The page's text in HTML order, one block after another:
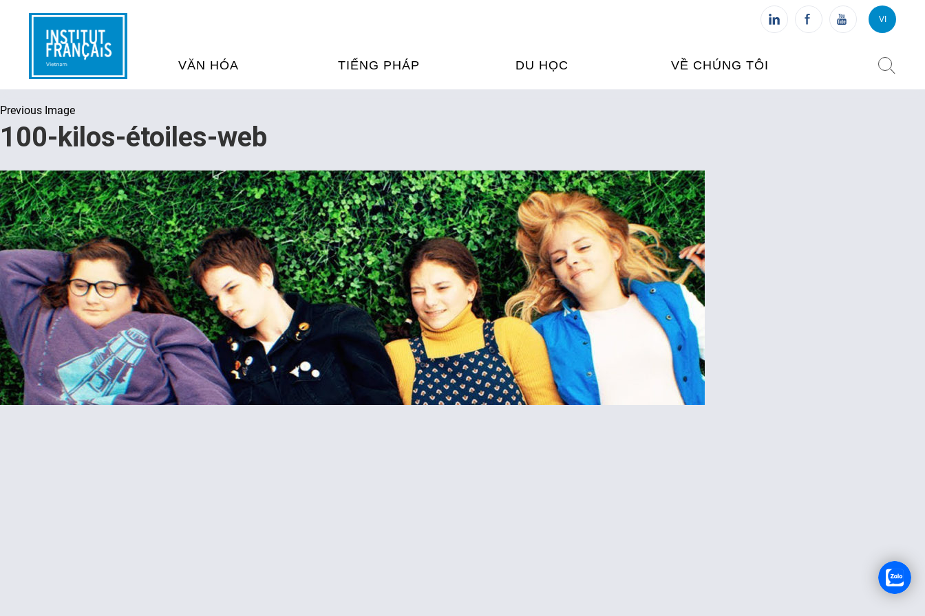
VĂN HÓA
CHƯƠNG TRÌNH CHIẾU PHIM
PHÁP
SÁCH VÀ THƯ TỊCH
NGHỆ SỸ LƯU TRÚ
TIẾNG PHÁP
HỌC TIẾNG PHÁP NGAY TẠI
PHÁP
DỊCH TIẾNG PHÁP
HỢP TÁC TIẾNG PHÁP
DU HỌC
CỦA PHÁP TẠI VIỆT NAM
FRANCE ALUMNI VIỆT NAM
VỀ CHÚNG TÔI
CHI NHÁNH: HUẾ
CHI NHÁNH: ĐÀ NẴNG
CHI NHÁNH: TPHCM
TUYỂN DỤNG
VI
VI FR
Previous Image
100-kilos-étoiles-web